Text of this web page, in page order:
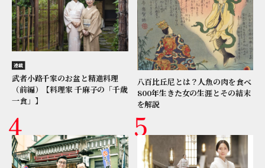
連載
武者小路千家のお盆と精進料理
（前編）【料理家 千麻子の「千歳
一食」】
八百比丘尼とは？人魚の肉を食べ
800年生きた女の生涯とその結末
を解説